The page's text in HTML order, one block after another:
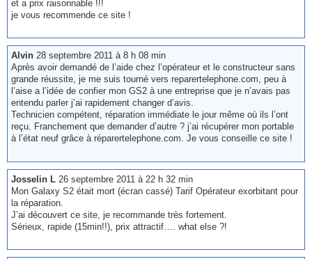
et a prix raisonnable !!!
je vous recommende ce site !
Alvin 28 septembre 2011 à 8 h 08 min
Après avoir demandé de l’aide chez l’opérateur et le constructeur sans
grande réussite, je me suis tourné vers reparertelephone.com, peu à
l’aise a l’idée de confier mon GS2 à une entreprise que je n’avais pas
entendu parler j’ai rapidement changer d’avis.
Technicien compétent, réparation immédiate le jour même où ils l’ont
reçu. Franchement que demander d’autre ? j’ai récupérer mon portable
à l’état neuf grâce à réparertelephone.com. Je vous conseille ce site !
Josselin L 26 septembre 2011 à 22 h 32 min
Mon Galaxy S2 était mort (écran cassé) Tarif Opérateur exorbitant pour
la réparation.
J’ai découvert ce site, je recommande très fortement.
Sérieux, rapide (15min!!), prix attractif…. what else ?!